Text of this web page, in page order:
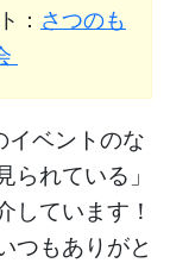
： さつのも
ベントのな
れている」
しています！
つもありがと